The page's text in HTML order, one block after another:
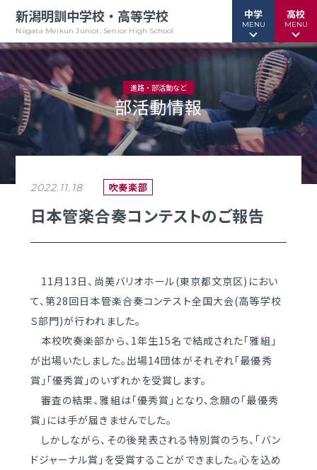
新潟明訓中学校・高等学校
Niigata Meikun Junior, Senior High School
中学
MENU
緊急情報 お問い合わせ
教育方針
明訓の学び GSC
学校案内
（デジタルパンフ）
入試情報
募集要項・
入学検査実施状況
諸経費
高校
MENU
緊急情報 お問い合わせ
教育方針
学校案内
（デジタルパンフ）
明訓の学び GSC
入学案内
インターネット出願
募集要項
進路・部活動など
部活動情報
2022.11.18 吹奏楽部
日本管楽合奏コンテストのご報告
11月13日、尚美バリオホール(東京都文京区)におい
て、第28回日本管楽合奏コンテスト全国大会(高等学校
Ｓ部門)が行われました。
本校吹奏楽部から、1年生15名で結成された「雅組」
が出場いたしました。出場14団体がそれぞれ「最優秀
賞」「優秀賞」のいずれかを受賞します。
審査の結果、雅組は「優秀賞」となり、念願の「最優秀
賞」には手が届きませんでした。
しかしながら、その後発表される特別賞のうち、「バン
ドジャーナル賞」を受賞することができました。心を込め